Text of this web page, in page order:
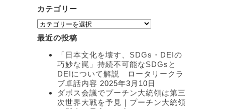
カテゴリー
カ
テ
ゴ
最近の投稿
「日本文化を壊す、SDGs・DEIの
巧妙な罠」持続不可能なSDGsと
DEIについて解説 ロータリークラ
ブ卓話内容 2025年3月10日
ダボス会議でプーチン大統領は第三
次世界大戦を予見｜プーチン大統領